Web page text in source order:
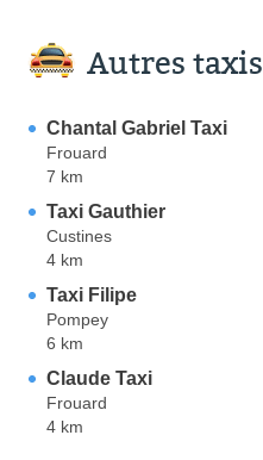
Autres taxis
Chantal Gabriel Taxi
Frouard
7 km
Taxi Gauthier
Custines
4 km
Taxi Filipe
Pompey
6 km
Claude Taxi
Frouard
4 km